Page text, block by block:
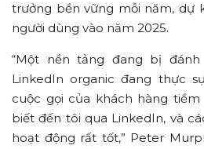
trưởng bền vững mỗi năm, dự
người dùng vào năm 2025.
“Một nền tảng đang bị
LinkedIn organic đang thực
cuộc gọi của khách hàng
biết đến tôi qua LinkedIn, và
hoạt động rất tốt,” Peter